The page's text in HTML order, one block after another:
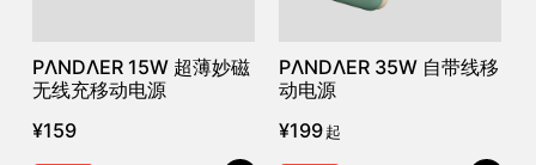
PΛNDΛER 15W 超薄妙磁
无线充移动电源
¥159
PΛNDΛER 35W 自带线移
动电源
¥199 起